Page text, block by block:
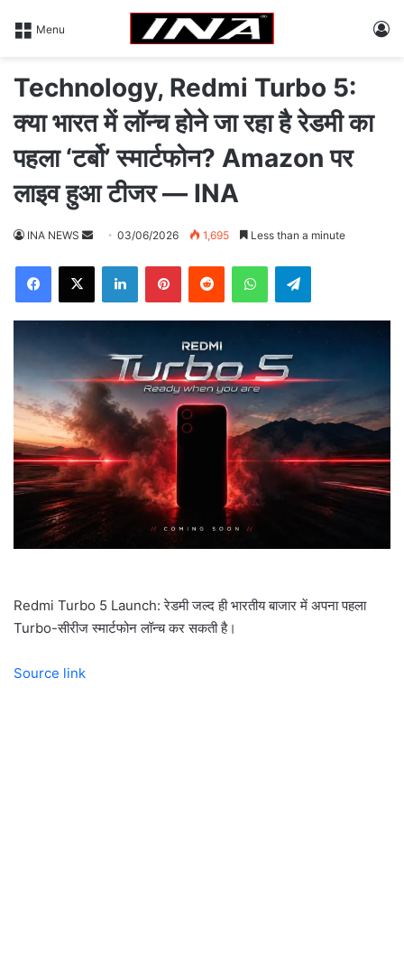
Menu
Technology, Redmi Turbo 5:
क्या भारत में लॉन्च होने जा रहा है रेडमी का
पहला ‘टर्बो’ स्मार्टफोन? Amazon पर
लाइव हुआ टीजर — INA
INA NEWS
d
a
e
m
i
l
03/06/2026 1,695 Less than a minute
Redmi Turbo 5 Launch: रेडमी जल्द ही भारतीय बाजार में अपना पहला
Turbo-सीरीज स्मार्टफोन लॉन्च कर सकती है।
Source link